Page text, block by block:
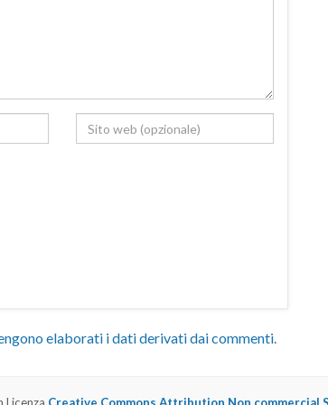
elaborati i dati derivati dai commenti.